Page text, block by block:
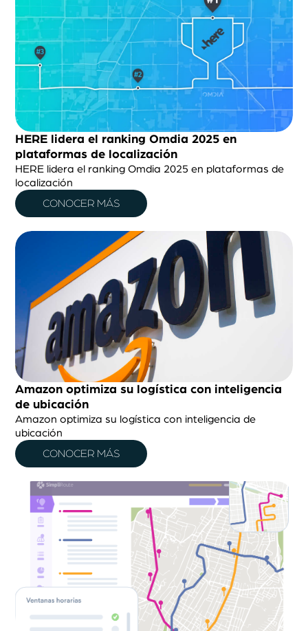
HERE lidera el ranking Omdia 2025 en
plataformas de localización
HERE lidera el ranking Omdia 2025 en plataformas de
localización
CONOCER MÁS
Amazon optimiza su logística con inteligencia
de ubicación
Amazon optimiza su logística con inteligencia de
ubicación
CONOCER MÁS